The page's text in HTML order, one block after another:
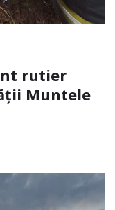
rutier
Muntele